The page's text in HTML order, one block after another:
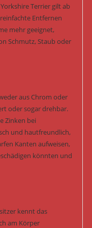
Terrier gilt ab
Entfernen
mehr geeignet,
Schmutz, Staub oder
aus Chrom oder
oder sogar drehbar.
Zinken bei
und hautfreundlich,
Kanten aufweisen,
könnten und
kennt das
am Körper